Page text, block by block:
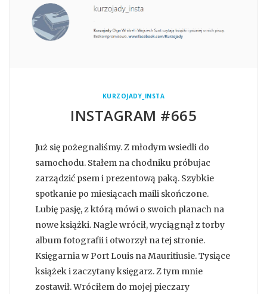
KURZOJADY_INSTA
INSTAGRAM #665
Już się pożegnaliśmy. Z młodym wsiedli do
samochodu. Stałem na chodniku próbujac
zarządzić psem i prezentową paką. Szybkie
spotkanie po miesiącach maili skończone.
Lubię pasję, z którą mówi o swoich planach na
nowe książki. Nagle wrócił, wyciągnął z torby
album fotografii i otworzył na tej stronie.
Księgarnia w Port Louis na Mauritiusie. Tysiące
książek i zaczytany księgarz. Z tym mnie
zostawił. Wróciłem do mojej pieczary